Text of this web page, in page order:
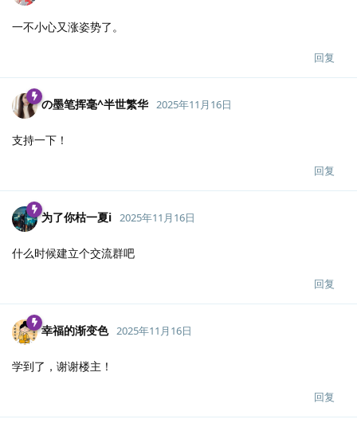
一不小心又涨姿势了。
回复
の墨笔挥毫^半世繁华 2025年11月16日
支持一下！
回复
为了你枯一夏i 2025年11月16日
什么时候建立个交流群吧
回复
幸福的渐变色 2025年11月16日
学到了，谢谢楼主！
回复